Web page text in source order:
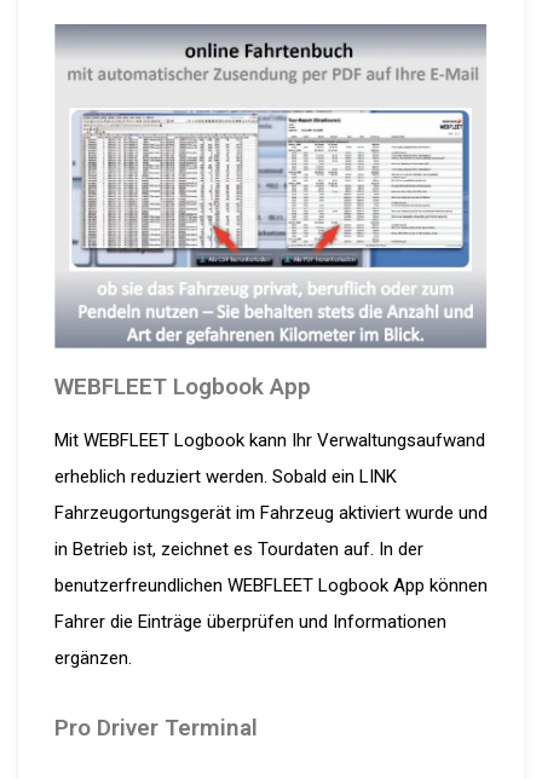
WEBFLEET Logbook App
Mit WEBFLEET Logbook kann Ihr Verwaltungsaufwand
erheblich reduziert werden. Sobald ein LINK
Fahrzeugortungsgerät im Fahrzeug aktiviert wurde und
in Betrieb ist, zeichnet es Tourdaten auf. In der
benutzerfreundlichen WEBFLEET Logbook App können
Fahrer die Einträge überprüfen und Informationen
ergänzen.
Pro Driver Terminal